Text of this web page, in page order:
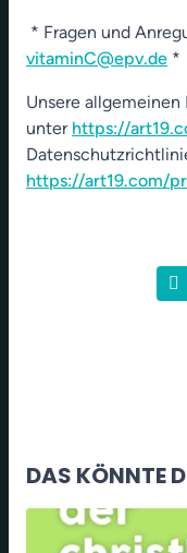
* Fragen und
vitaminC@epv.de *
Unsere
unter https://
https://art19.com/
DAS KÖNNTE